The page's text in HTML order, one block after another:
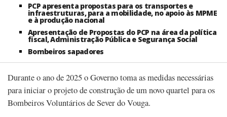
PCP apresenta propostas para os transportes e
infraestruturas, para a mobilidade, no apoio às MPME
e à produção nacional
Apresentação de Propostas do PCP na área da política
fiscal, Administração Pública e Segurança Social
Bombeiros sapadores
Durante o ano de 2025 o Governo toma as medidas necessárias
para iniciar o projeto de construção de um novo quartel para os
Bombeiros Voluntários de Sever do Vouga.